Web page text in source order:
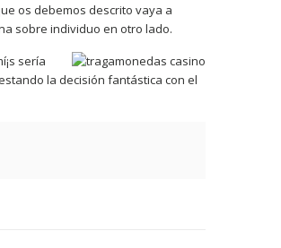
os debemos descrito vaya a
sobre individuo en otro lado.
serí­a
la decisión fantástica con el